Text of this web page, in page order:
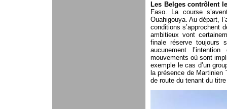
Les Belges contrôlent
Faso. La course
Ouahigouya. Au départ,
conditions s’approchent
ambitieux vont
finale réserve toujours
aucunement
mouvements où sont
exemple le cas d’un
la présence de Martinien
de route du tenant du